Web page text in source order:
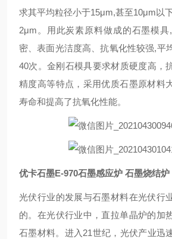
求其平均粒径小于15μm,甚至10μm以
2μm。用此炭素原料做成的石墨模
密、表面光洁度高、抗氧化性较强,平
40次。金刚石模具要求材质硬度高，
精度高等特点，采用优质石墨原材料
寿命和提高了抗氧化性能。
优卡石墨E-970石墨感应炉 石墨烧结炉
光伏行业的发展与石墨材料在光伏行
的。在光伏行业中，直拉单晶炉的加
石墨材料。进入21世纪，光伏产业迅